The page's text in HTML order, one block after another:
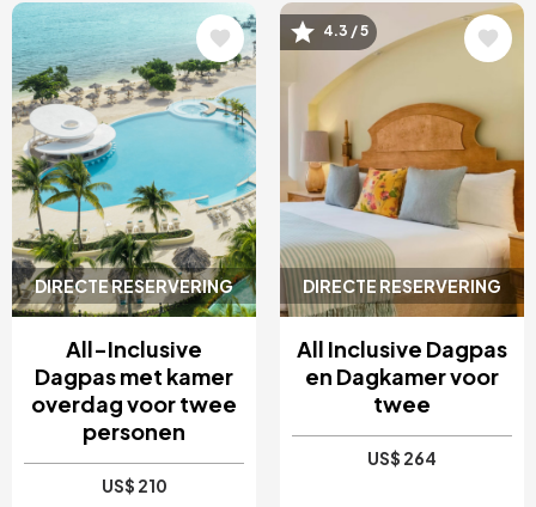
DIRECTE RESERVERING
Afbeelding
All-Inclusive
Dagpas met kamer
overdag voor twee
personen
US$ 210
DIRECTE RESERVERING
Afbeelding
4.3 / 5
All Inclusive Dagpas
en Dagkamer voor
twee
US$ 264